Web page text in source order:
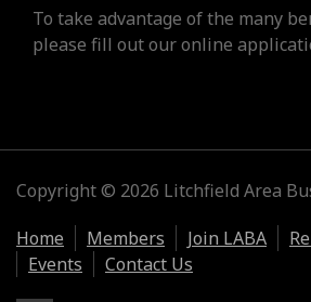
To take advantage of the many
please fill out our online
Copyright © 2026 Litchfield Area
Home
Members Join LABA
Events
Contact Us